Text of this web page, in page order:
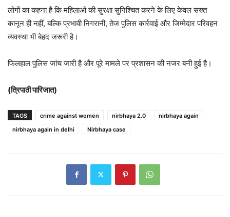
लोगों का कहना है कि महिलाओं की सुरक्षा सुनिश्चित करने के लिए केवल सख्त
कानून ही नहीं, बल्कि प्रभावी निगरानी, तेज पुलिस कार्रवाई और जिम्मेदार परिवहन
व्यवस्था भी बेहद जरूरी है।
फिलहाल पुलिस जांच जारी है और पूरे मामले पर प्रशासन की नजर बनी हुई है।
(त्रिपाठी पारिजात)
TAGS crime against women nirbhaya 2.0
nirbhaya again
nirbhaya again in delhi
Nirbhaya case